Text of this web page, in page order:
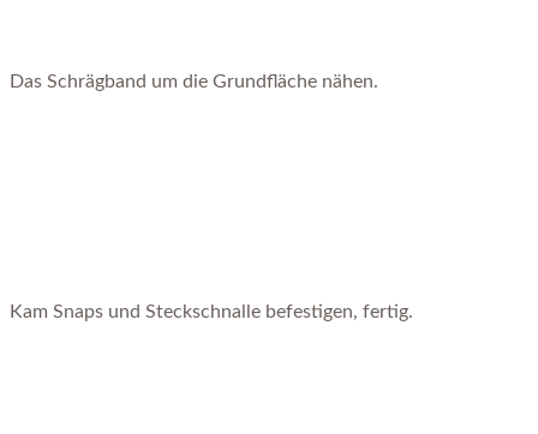
Das Schrägband um die Grundfläche nähen.
Kam Snaps und Steckschnalle befestigen, fertig.